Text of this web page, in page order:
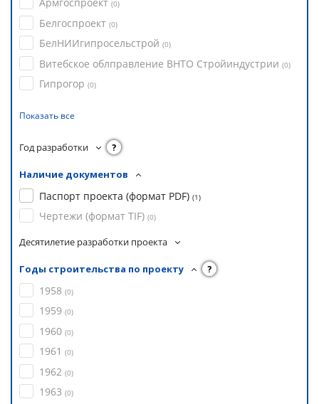
(0)
Белгоспроект (0)
БелНИИгипросельстрой (0)
Витебское облправление ВНТО Стройиндустрии (0)
Гипрогор (0)
Показать все
Год разработки ?
Наличие документов
Паспорт проекта (формат PDF) (1)
Чертежи (формат TIF) (0)
Десятилетие разработки проекта
Годы строительства по проекту ?
1958 (0)
1959 (0)
1960 (0)
1961 (0)
1962 (0)
1963 (0)